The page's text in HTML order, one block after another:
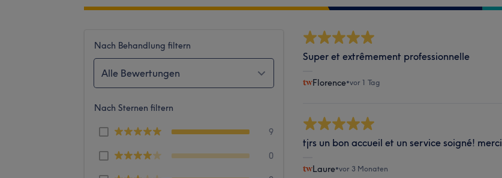
Nach Behandlung filtern
Alle Bewertungen
Nach Sternen filtern
9
0
Super et extrêmement professionnelle
Florence•vor 1 Tag
tjrs un bon accueil et un service soigné! merci
Laure•vor 3 Monaten